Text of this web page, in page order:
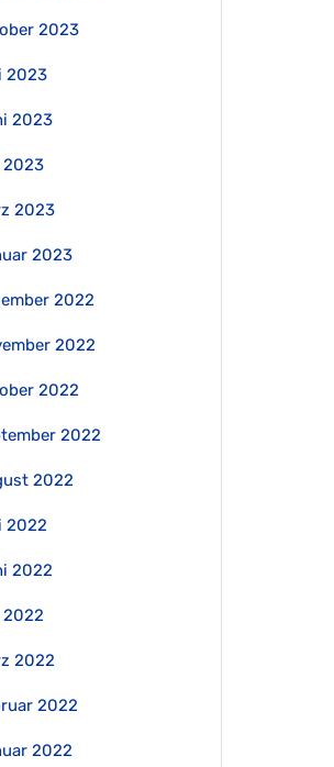
2023
2023
2023
2023
2023
2023
2022
2022
2022
2022
2022
2022
2022
2022
2022
2022
2022